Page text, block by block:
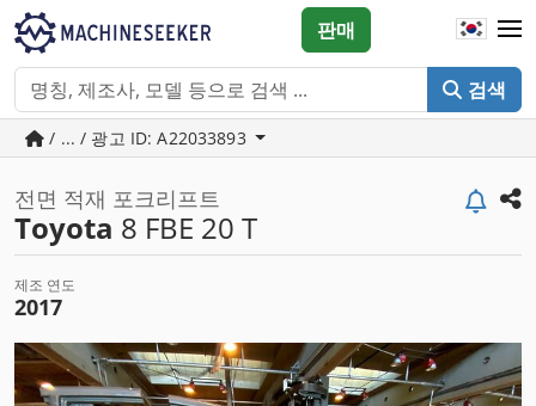
검색
판매
/ ... / 광고 ID: A22033893
전면 적재 포크리프트
Toyota 8 FBE 20 T
제조 연도
2017